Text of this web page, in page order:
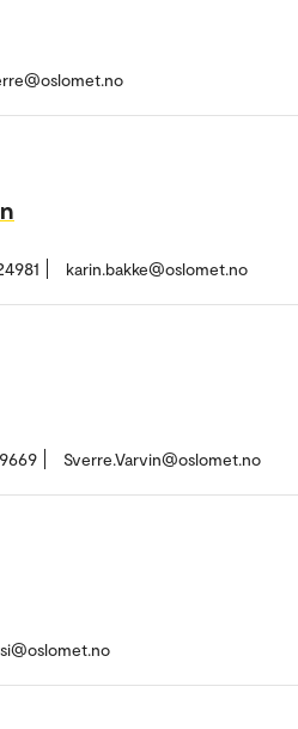
karin.bakke@oslomet.no
Sverre.Varvin@oslomet.no